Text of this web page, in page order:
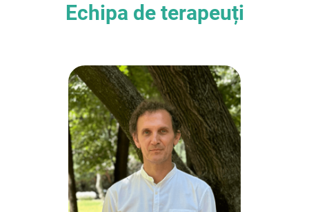
Echipa de terapeuți